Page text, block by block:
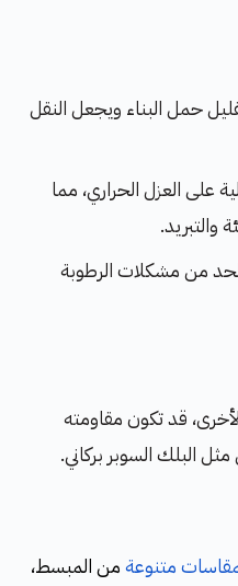
حمل البناء ويجعل النقل
على العزل الحراري، مما
من مشكلات الرطوبة
الأخرى، قد تكون مقاومته
البلك السوبر بركاني.
متنوعةمن المبسط،